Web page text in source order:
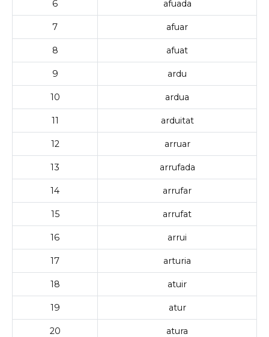
6 afuada
7 afuar
8 afuat
9 ardu
10 ardua
11 arduitat
12 arruar
13 arrufada
14 arrufar
15 arrufat
16 arrui
17 arturia
18 atuir
19 atur
20 atura